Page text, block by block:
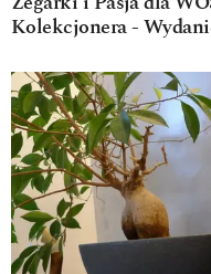
Kolekcjonera -